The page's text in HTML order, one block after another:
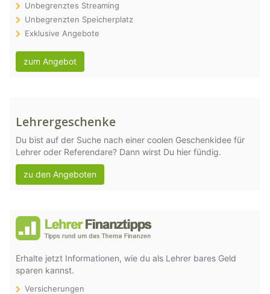
Unbegrenztes Streaming
Unbegrenzten Speicherplatz
Exklusive Angebote
zum Angebot
Lehrergeschenke
Du bist auf der Suche nach einer coolen Geschenkidee für
Lehrer oder Referendare? Dann wirst Du hier fündig.
zu den Angeboten
Erhalte jetzt Informationen, wie du als Lehrer bares Geld
sparen kannst.
Versicherungen